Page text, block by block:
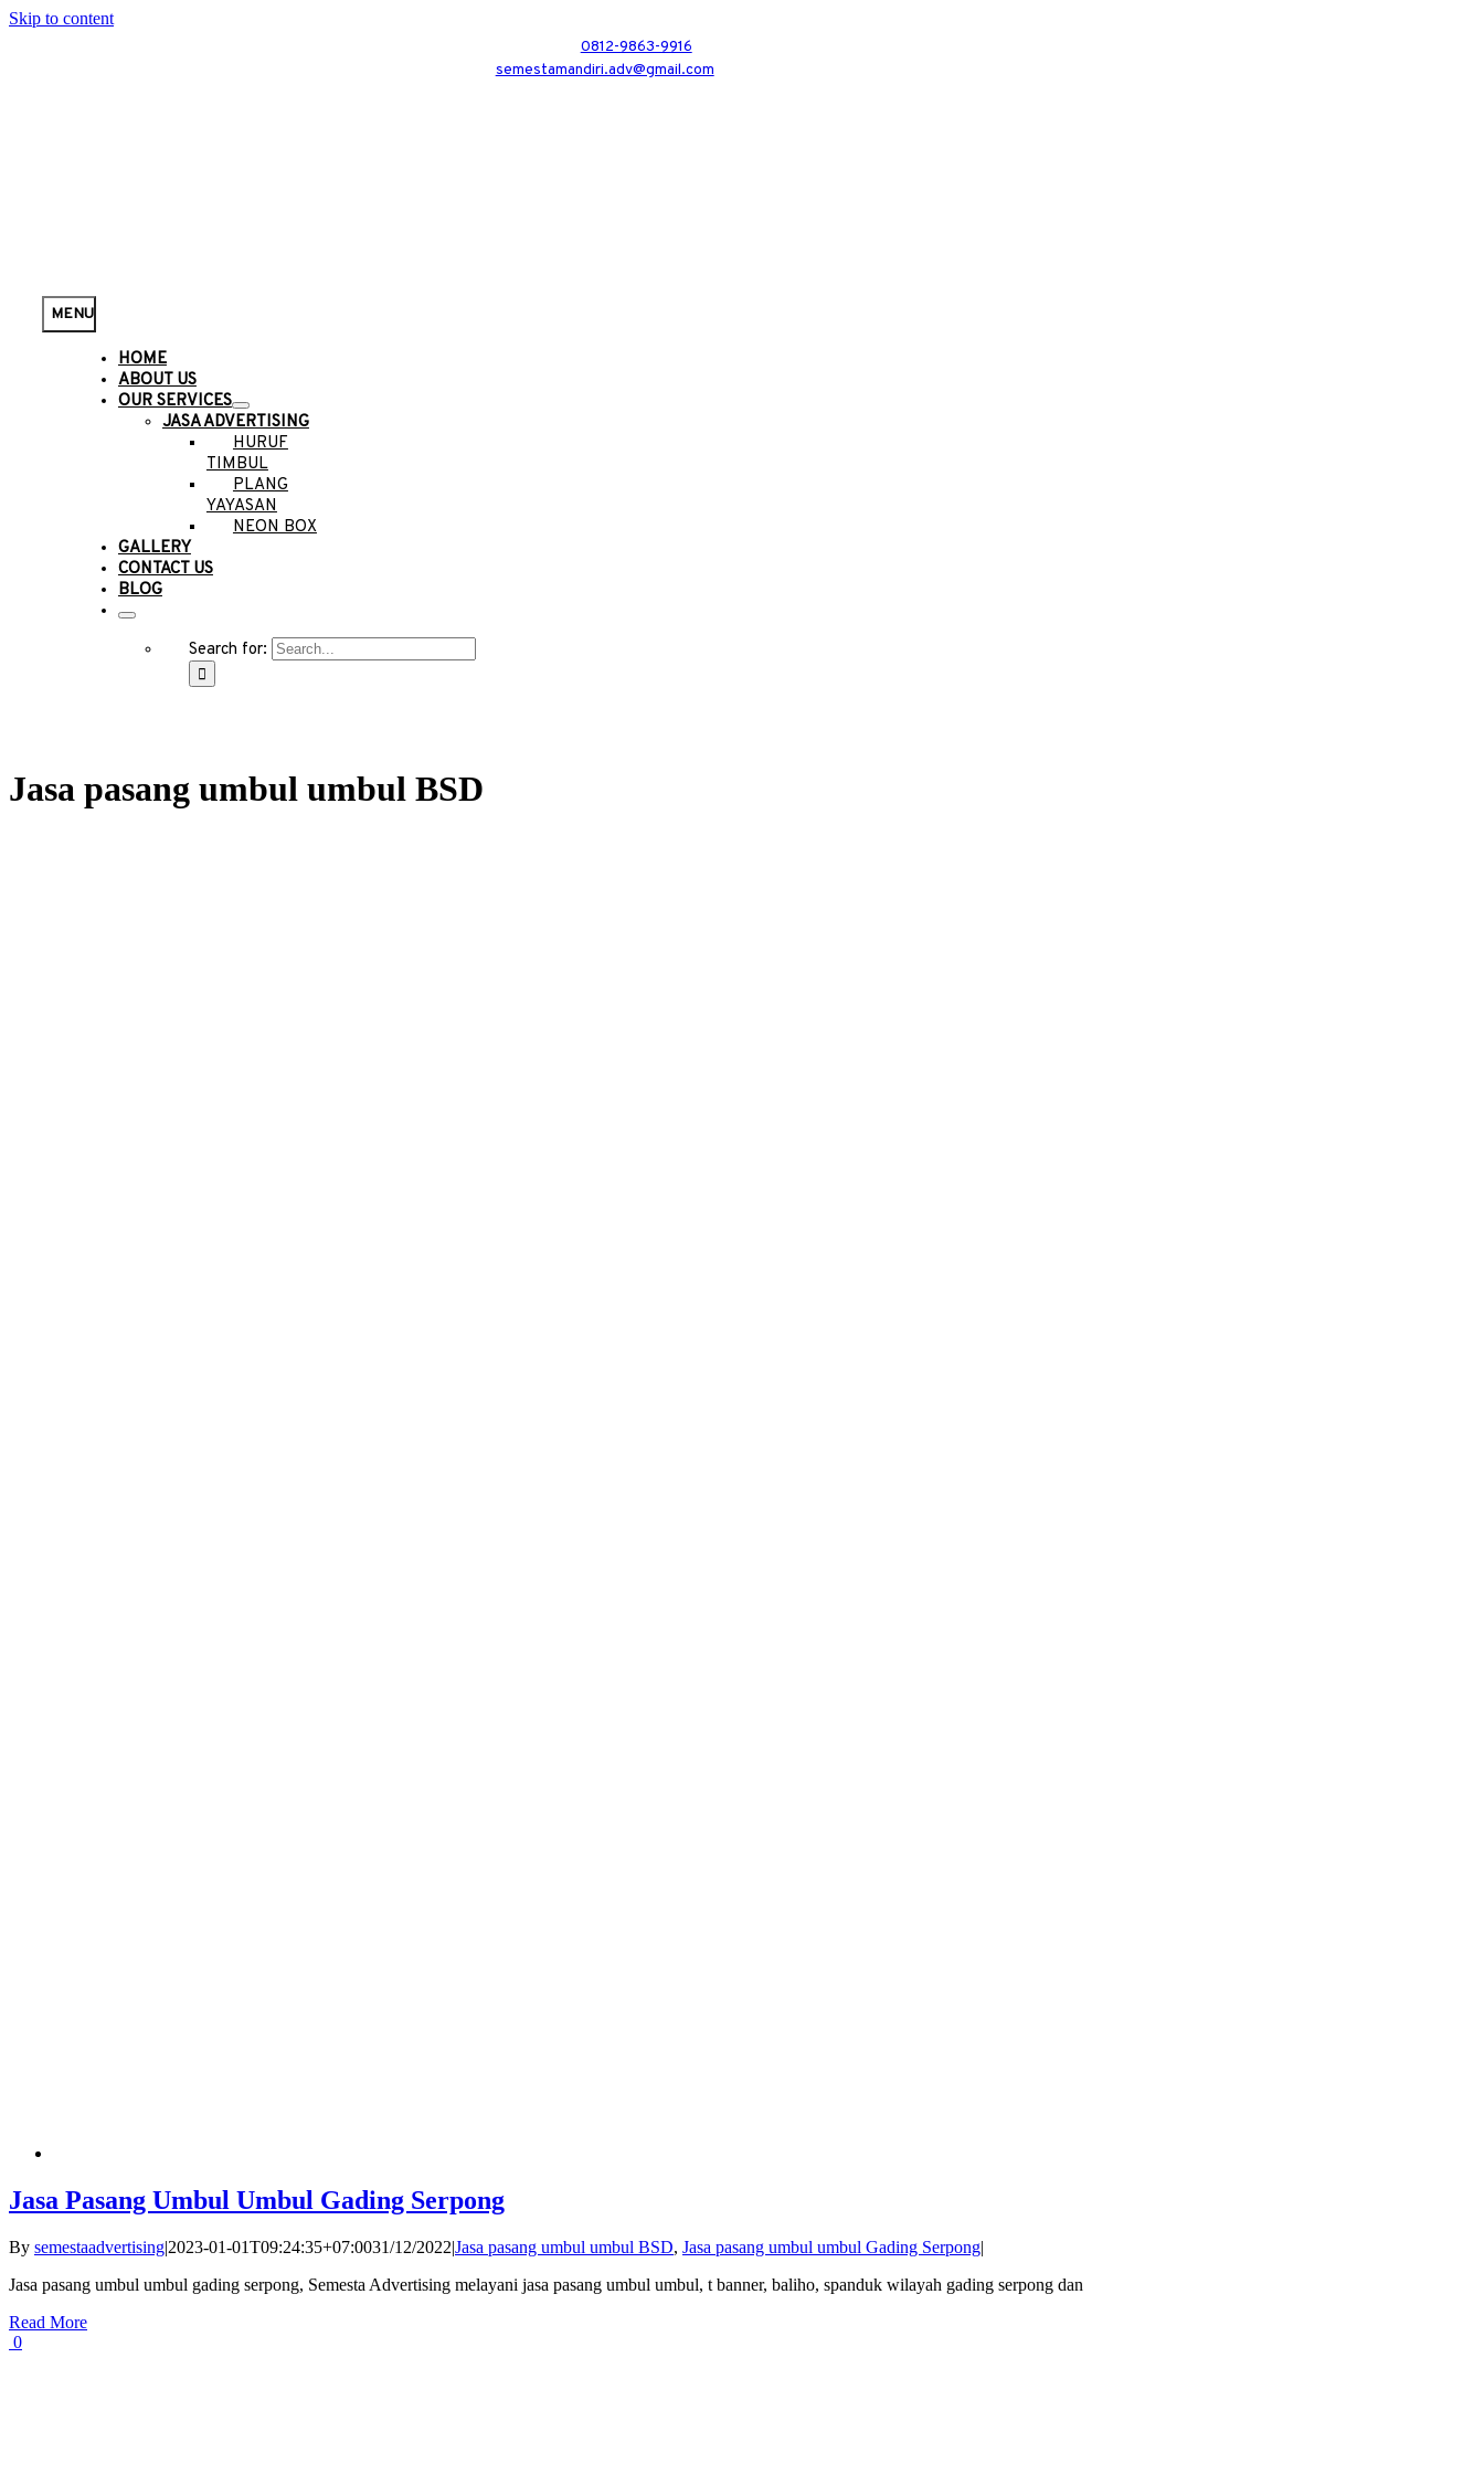
Skip to content
0812-9863-9916
semestamandiri.adv@gmail.com
MENU
HOME
ABOUT US
OUR SERVICES
JASA ADVERTISING
HURUF
TIMBUL
PLANG
YAYASAN
NEON BOX
GALLERY
CONTACT US
BLOG
Search for:
Jasa pasang umbul umbul BSD
Jasa Pasang Umbul Umbul Gading Serpong
By semestaadvertising|2023-01-01T09:24:35+07:0031/12/2022|Jasa pasang umbul umbul BSD, Jasa pasang umbul umbul Gading Serpong|
Jasa pasang umbul umbul gading serpong, Semesta Advertising melayani jasa pasang umbul umbul, t banner, baliho, spanduk wilayah gading serpong dan
Read More
0